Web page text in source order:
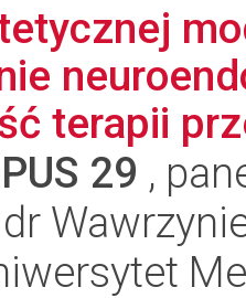
terapii
29 ,